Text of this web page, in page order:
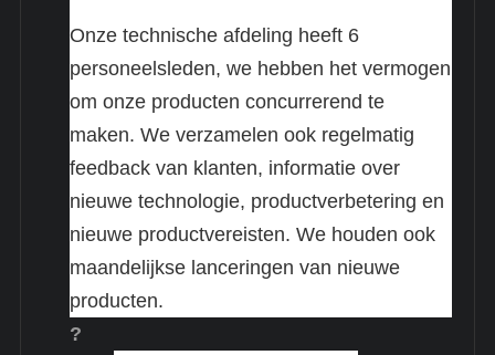
Onze technische afdeling heeft 6
personeelsleden, we hebben het vermogen
om onze producten concurrerend te
maken. We verzamelen ook regelmatig
feedback van klanten, informatie over
nieuwe technologie, productverbetering en
nieuwe productvereisten. We houden ook
maandelijkse lanceringen van nieuwe
producten.
?